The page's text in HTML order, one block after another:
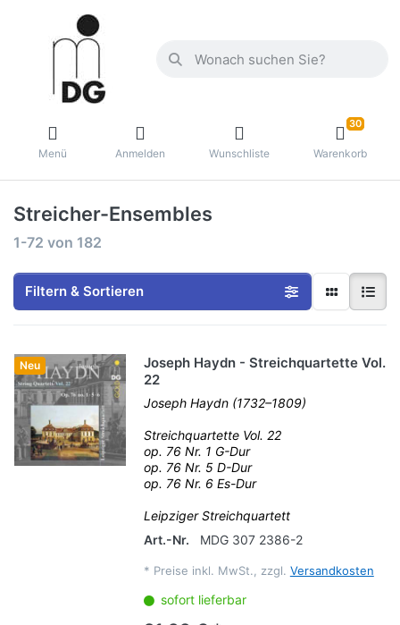
Menü Anmelden Wunschliste
30
Warenkorb
Streicher-Ensembles
1-72 von 182
Filtern & Sortieren
Neu
Joseph Haydn - Streichquartette Vol.
22
Joseph Haydn (1732–1809)
Streichquartette Vol. 22
op. 76 Nr. 1 G-Dur
op. 76 Nr. 5 D-Dur
op. 76 Nr. 6 Es-Dur
Leipziger Streichquartett
Art.-Nr.
MDG 307 2386-2
* Preise inkl. MwSt., zzgl. Versandkosten
sofort lieferbar